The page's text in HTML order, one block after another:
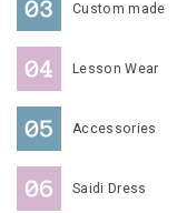
Custom made
Lesson Wear
Accessories
Saidi Dress